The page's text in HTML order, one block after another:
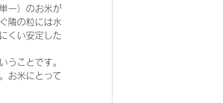
一）のお米が
隣の粒には水
くい安定した
うことです。
お米にとって